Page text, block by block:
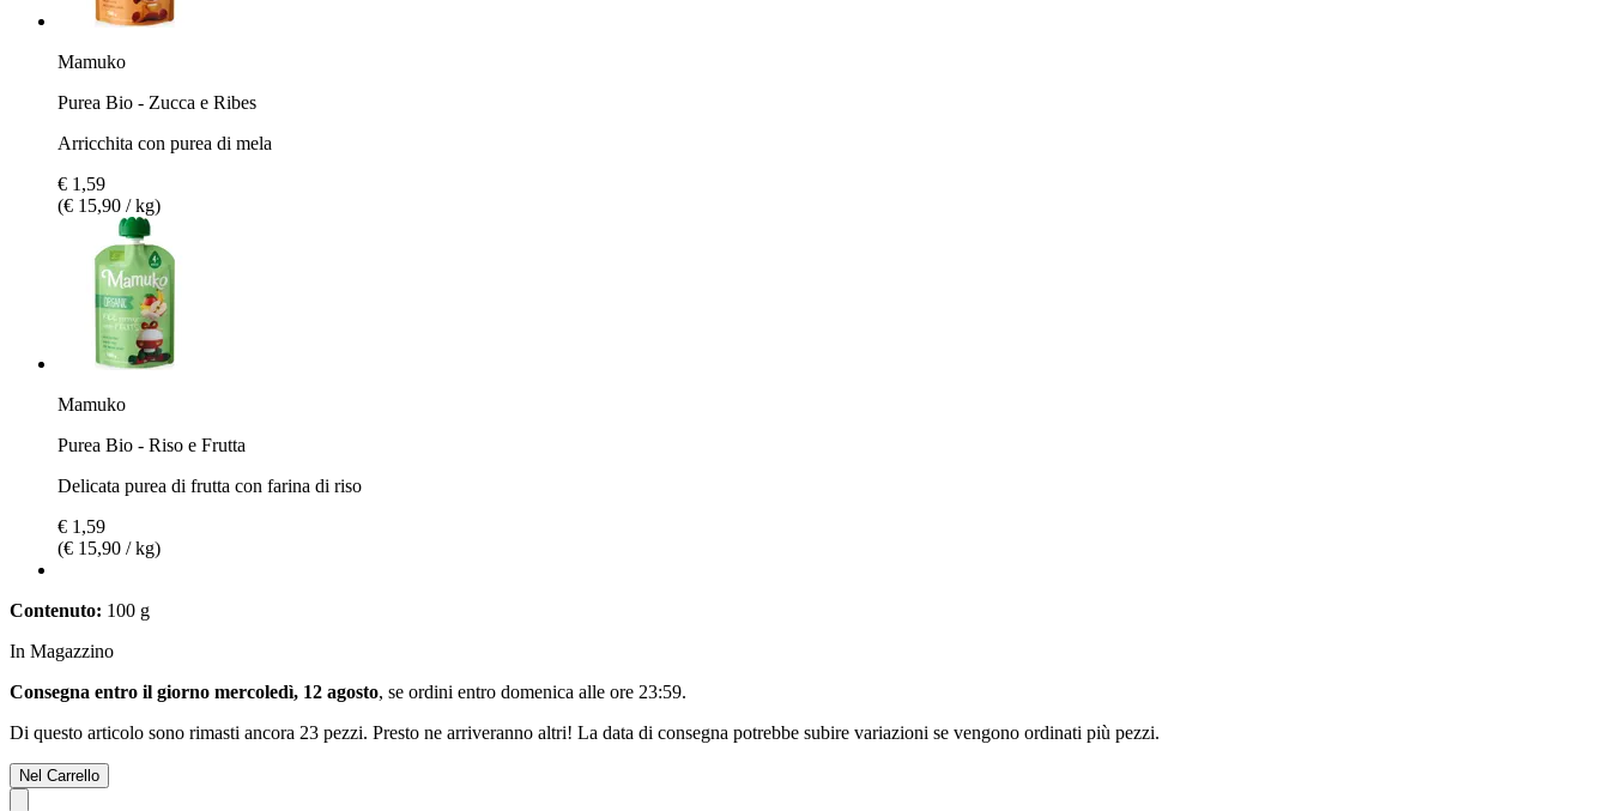
Mamuko
Purea Bio - Zucca e Ribes
Arricchita con purea di mela
€ 1,59
(€ 15,90 / kg)
Mamuko
Purea Bio - Riso e Frutta
Delicata purea di frutta con farina di riso
€ 1,59
(€ 15,90 / kg)
Contenuto: 100 g
In Magazzino
Consegna entro il giorno mercoledì, 12 agosto, se ordini entro domenica alle ore 23:59.
Di questo articolo sono rimasti ancora 23 pezzi. Presto ne arriveranno altri! La data di consegna potrebbe subire variazioni se vengono ordinati più pezzi.
Nel Carrello